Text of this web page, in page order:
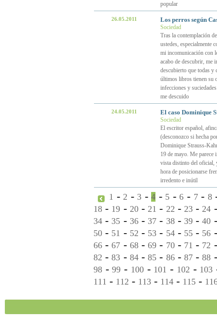
popular
26.05.2011 Los perros según
Sociedad
Tras la contemplación
ustedes, especialmente
mi incomunicación con
acabo de descubrir, me
descubierto que todas y
últimos libros tienen su
infecciones y
me descuido
24.05.2011 El caso Dominique
Sociedad
El escritor español,
(desconozco si hecha
Dominique Strauss-
19 de mayo. Me parece
vista distinto del oficial,
hora de posicionarse
irredento e inútil
1 -2 - 3 -4 - 5 -6 - 7- 8
18 - 19 - 20-21 - 22 - 23-24
34 - 35 - 36- 37 - 38- 39-40
50 - 51 - 52 - 53 - 54- 55- 56
66 -67 - 68-69 - 70- 71 - 72
82 -83 - 84-85 - 86- 87-88
98 -99 - 100- 101 - 102 - 103
111 - 112 - 113 - 114 - 115 -